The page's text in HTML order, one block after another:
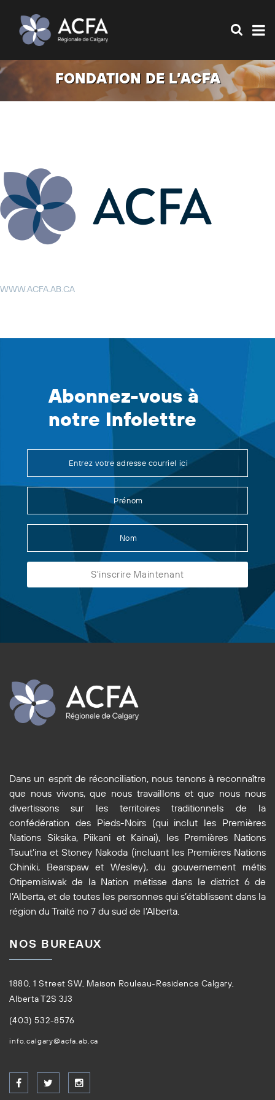
FONDATION DE L’ACFA
WWW.ACFA.AB.CA
Abonnez-vous à
notre Infolettre
Dans un esprit de réconciliation, nous tenons à reconnaître
que nous vivons, que nous travaillons et que nous nous
divertissons sur les territoires traditionnels de la
confédération des Pieds-Noirs (qui inclut les Premières
Nations Siksika, Piikani et Kainai), les Premières Nations
Tsuut’ina et Stoney Nakoda (incluant les Premières Nations
Chiniki, Bearspaw et Wesley), du gouvernement métis
Otipemisiwak de la Nation métisse dans le district 6 de
l’Alberta, et de toutes les personnes qui s’établissent dans la
région du Traité no 7 du sud de l’Alberta.
NOS BUREAUX
1880, 1 Street SW, Maison Rouleau-Residence Calgary,
Alberta T2S 3J3
(403) 532-8576
info.calgary@acfa.ab.ca